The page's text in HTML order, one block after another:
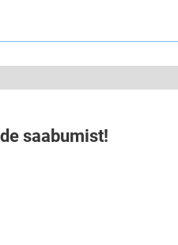
saabumist!